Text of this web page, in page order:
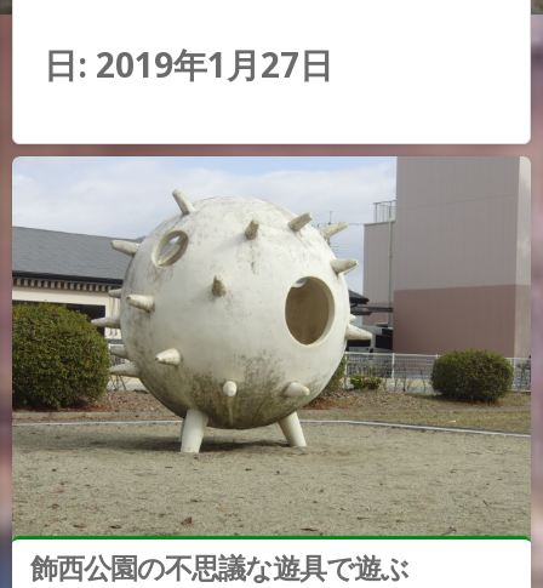
日: 2019年1月27日
飾西公園の不思議な遊具で遊ぶ